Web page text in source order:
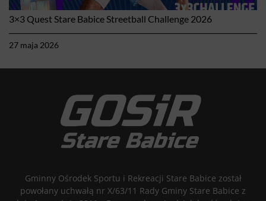
3×3 Quest Stare Babice Streetball Challenge 2026
27 maja 2026
Gminny Ośrodek Sportu i Rekreacji Stare Babice został
powołany uchwałą nr X/63/11 Rady Gminy Stare Babice z